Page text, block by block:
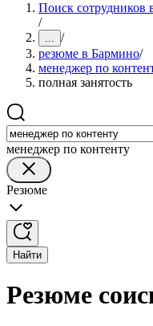
Поиск сотрудников
/
... /
резюме в Бармино/
менеджер по
полная занятость
менеджер по контенту
Резюме
Найти
Резюме